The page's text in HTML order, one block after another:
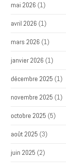
mai 2026 (1)
avril 2026 (1)
mars 2026 (1)
janvier 2026 (1)
décembre 2025 (1)
novembre 2025 (1)
octobre 2025 (5)
août 2025 (3)
juin 2025 (2)